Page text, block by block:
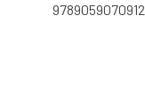
9789059070912